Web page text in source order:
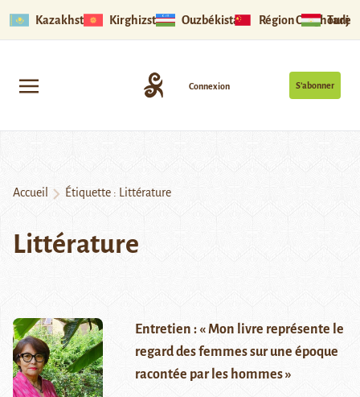
Kazakhstan Kirghizstan Ouzbékistan Région Ouïghoure
S’abonner
Connexion
Accueil Étiquette : Littérature
Littérature
Entretien : « Mon livre représente le
regard des femmes sur une époque
racontée par les hommes »